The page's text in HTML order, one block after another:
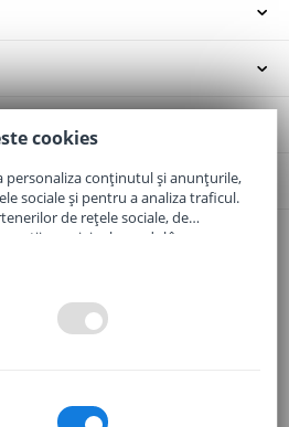
Oradea, Jud. Bihor
cookies
personaliza conținutul și anunțurile,
sociale și pentru a analiza traficul.
de rețele sociale, de
cu privire la modul în care
le pot combina cu alte informații